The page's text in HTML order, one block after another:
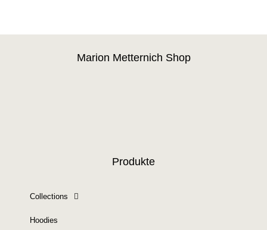
Marion Metternich Shop
Produkte
Collections
Hoodies